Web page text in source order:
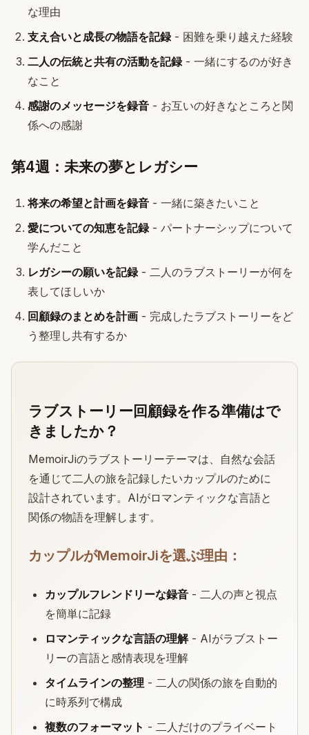
な理由
支え合いと成長の物語を記録- 困難を乗り越えた経験
二人の伝統と共有の活動を記録- 一緒にするのが好き
なこと
感謝のメッセージを録音 - お互いの好きなところと関
係への感謝
第4週：未来の夢とレガシー
将来の希望と計画を録音 - 一緒に築きたいこと
愛についての知恵を記録- パートナーシップについて
学んだこと
レガシーの願いを記録- 二人のラブストーリーが何を
表してほしいか
回顧録のまとめを計画 - 完成したラブストーリーをど
う整理し共有するか
ラブストーリー回顧録を作る準備はで
きましたか？
MemoirJiのラブストーリーテーマは、自然な会話
を通じて二人の旅を記録したいカップルのために
設計されています。AIがロマンティックな言語と
関係の物語を理解します。
カップルがMemoirJiを選ぶ理由：
カップルフレンドリーな録音 - 二人の声と視点
を簡単に記録
ロマンティックな言語の理解- AIがラブストー
リーの言語と感情表現を理解
タイムラインの整理 - 二人の関係の旅を自動的
に時系列で構成
複数のフォーマット - 二人だけのプライベート